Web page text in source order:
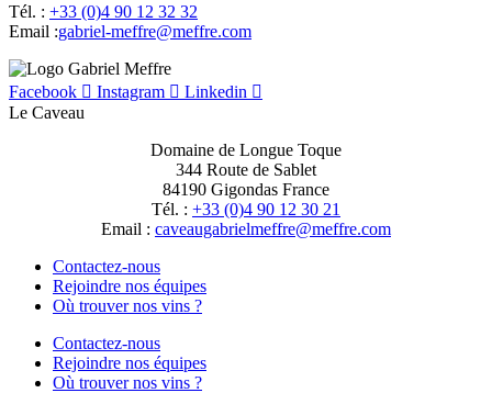
Tél. : +33 (0)4 90 12 32 32
Email :moc.erffem@erffem-leirbag
Facebook Instagram
Linkedin
Le Caveau
Domaine de Longue Toque
344 Route de Sablet
84190 Gigondas France
Tél. : +33 (0)4 90 12 30 21
Email : moc.erffem@erffemleirbaguaevac
Contactez-nous
Rejoindre nos équipes
Où trouver nos vins ?
Contactez-nous
Rejoindre nos équipes
Où trouver nos vins ?